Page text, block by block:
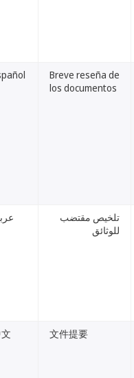
Breve reseña de
los documentos
تلخيص مقتضب
للوثائق
文件提要